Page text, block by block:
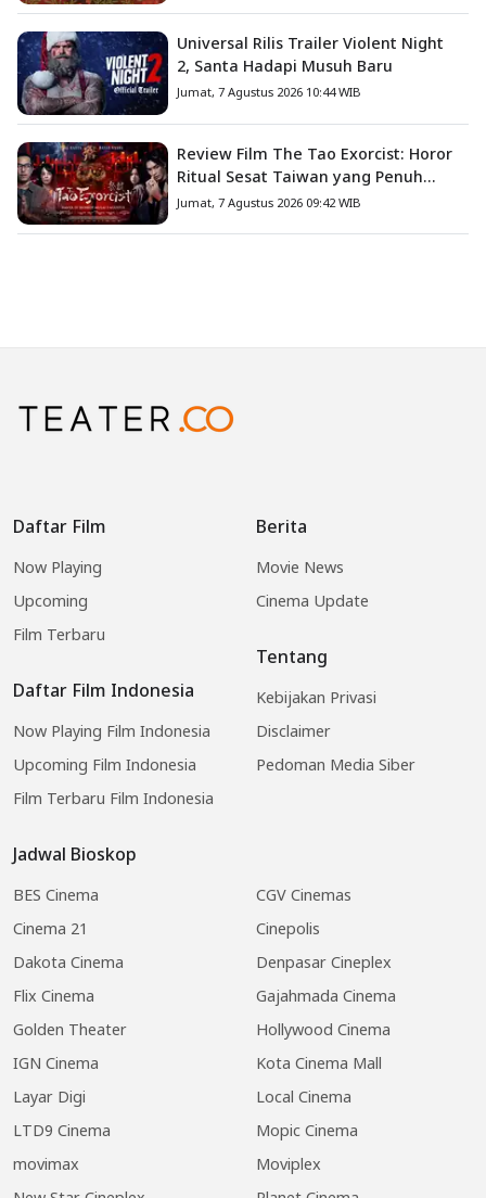
Universal Rilis Trailer Violent Night
2, Santa Hadapi Musuh Baru
Jumat, 7 Agustus 2026 10:44 WIB
Review Film The Tao Exorcist: Horor
Ritual Sesat Taiwan yang Penuh
Misteri dan Teror Psikologis
Jumat, 7 Agustus 2026 09:42 WIB
Daftar Film
Now Playing
Upcoming
Film Terbaru
Daftar Film Indonesia
Now Playing Film Indonesia
Upcoming Film Indonesia
Film Terbaru Film Indonesia
Jadwal Bioskop
BES Cinema
CGV Cinemas
Cinema 21
Cinepolis
Dakota Cinema
Denpasar Cineplex
Flix Cinema
Gajahmada Cinema
Golden Theater
Hollywood Cinema
IGN Cinema
Kota Cinema Mall
Layar Digi
Local Cinema
LTD9 Cinema
Mopic Cinema
movimax
Moviplex
Berita
Movie News
Cinema Update
Tentang
Kebijakan Privasi
Disclaimer
Pedoman Media Siber